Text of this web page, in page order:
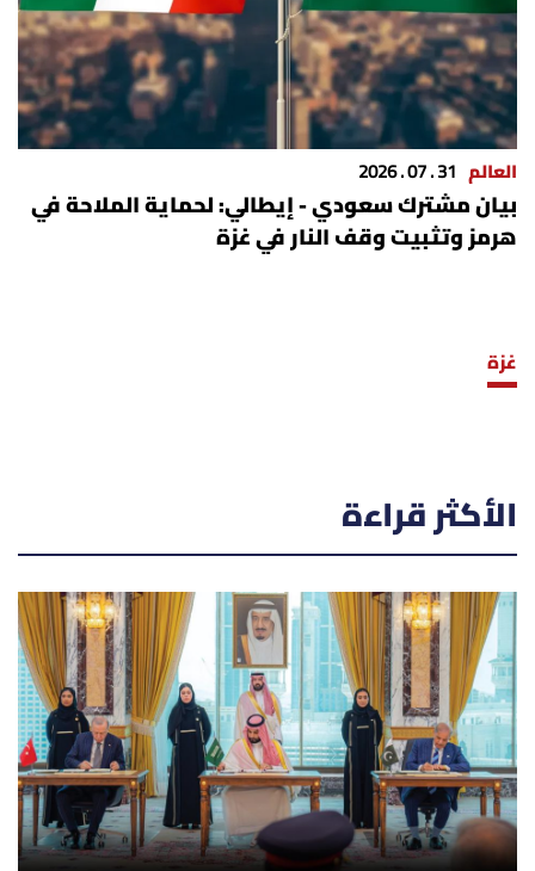
العالم 31 . 07 . 2026
بيان مشترك سعودي - إيطالي: لحماية الملاحة في
هرمز وتثبيت وقف النار في غزة
غزة
الأكثر قراءة